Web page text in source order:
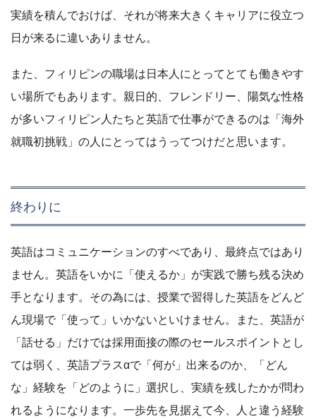
実績を積んでおけば、それが将来大きくキャリアに役立つ
日が来るに違いありません。
また、フィリピンの職場は日本人にとってとても働きやす
い場所でもあります。親日的、フレンドリー、陽気な性格
が多いフィリピン人たちと英語で仕事ができるのは「海外
就職初挑戦」の人にとってはうってつけだと思います。
終わりに
英語はコミュニケーションのすべであり、最終点ではあり
ません。英語をいかに「使えるか」が実践で勝ち残る決め
手となります。その為には、授業で習得した英語をどんど
ん現場で「使って」いかないといけません。また、英語が
「話せる」だけでは採用面接の際のセールスポイントとし
ては弱く、英語プラスαで「何が」出来るのか、「どん
な」経験を「どのように」選択し、実績を残したかが問わ
れるようになります。一歩先を見据えて今、人と違う経験